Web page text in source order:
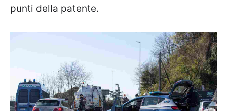
punti della patente.